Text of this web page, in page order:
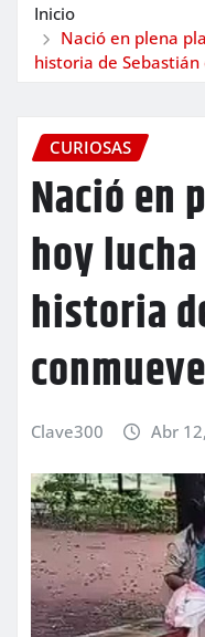
Inicio
Nació en plena
historia de Sebastián
CURIOSAS
Nació en
hoy
historia
Clave300 Abr